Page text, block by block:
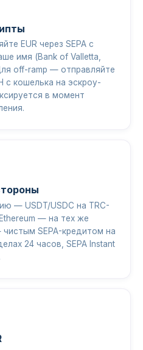
EUR через SEPA с
имя (Bank of Valletta,
off-ramp — отправляйте
с кошелька на эскроу-
в момент
— USDT/USDC на TRC-
— на тех же
SEPA-кредитом на
24 часов, SEPA Instant